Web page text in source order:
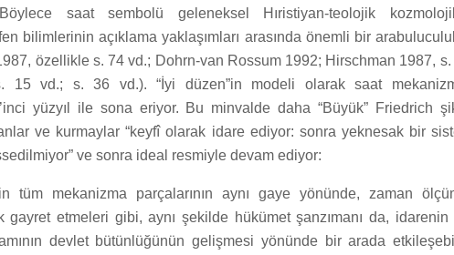
saat sembolü geleneksel Hıristiyan-teolojik
fen bilimlerinin açıklama yaklaşımları arasında önemli bir
özellikle s. 74 vd.; Dohrn-van Rossum 1992; Hirschman 1987, s.
15 vd.; s. 36 vd.). “İyi düzen”in modeli olarak saat
yüzyıl ile sona eriyor. Bu minvalde daha “Büyük” Friedrich
ve kurmaylar “keyfî olarak idare ediyor: sonra yeknesak bir
ve sonra ideal resmiyle devam ediyor:
tüm mekanizma parçalarının aynı gaye yönünde, zaman
gayret etmeleri gibi, aynı şekilde hükümet şanzımanı da,
devlet bütünlüğünün gelişmesi yönünde bir arada